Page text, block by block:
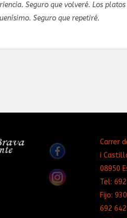
Seguro que volveré. Los
Seguro que repetiré.
Carrer
i
08950
Tel:
Fijo:
692